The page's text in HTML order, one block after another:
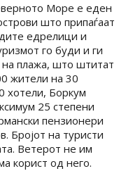
Море е еден
што припаѓаат
едрелици и
го буди и ги
на плажа, што штитат
жители на 30
хотели, Боркум
25 степени
пензионери
Бројот на туристи
Ветерот не им
корист од него.